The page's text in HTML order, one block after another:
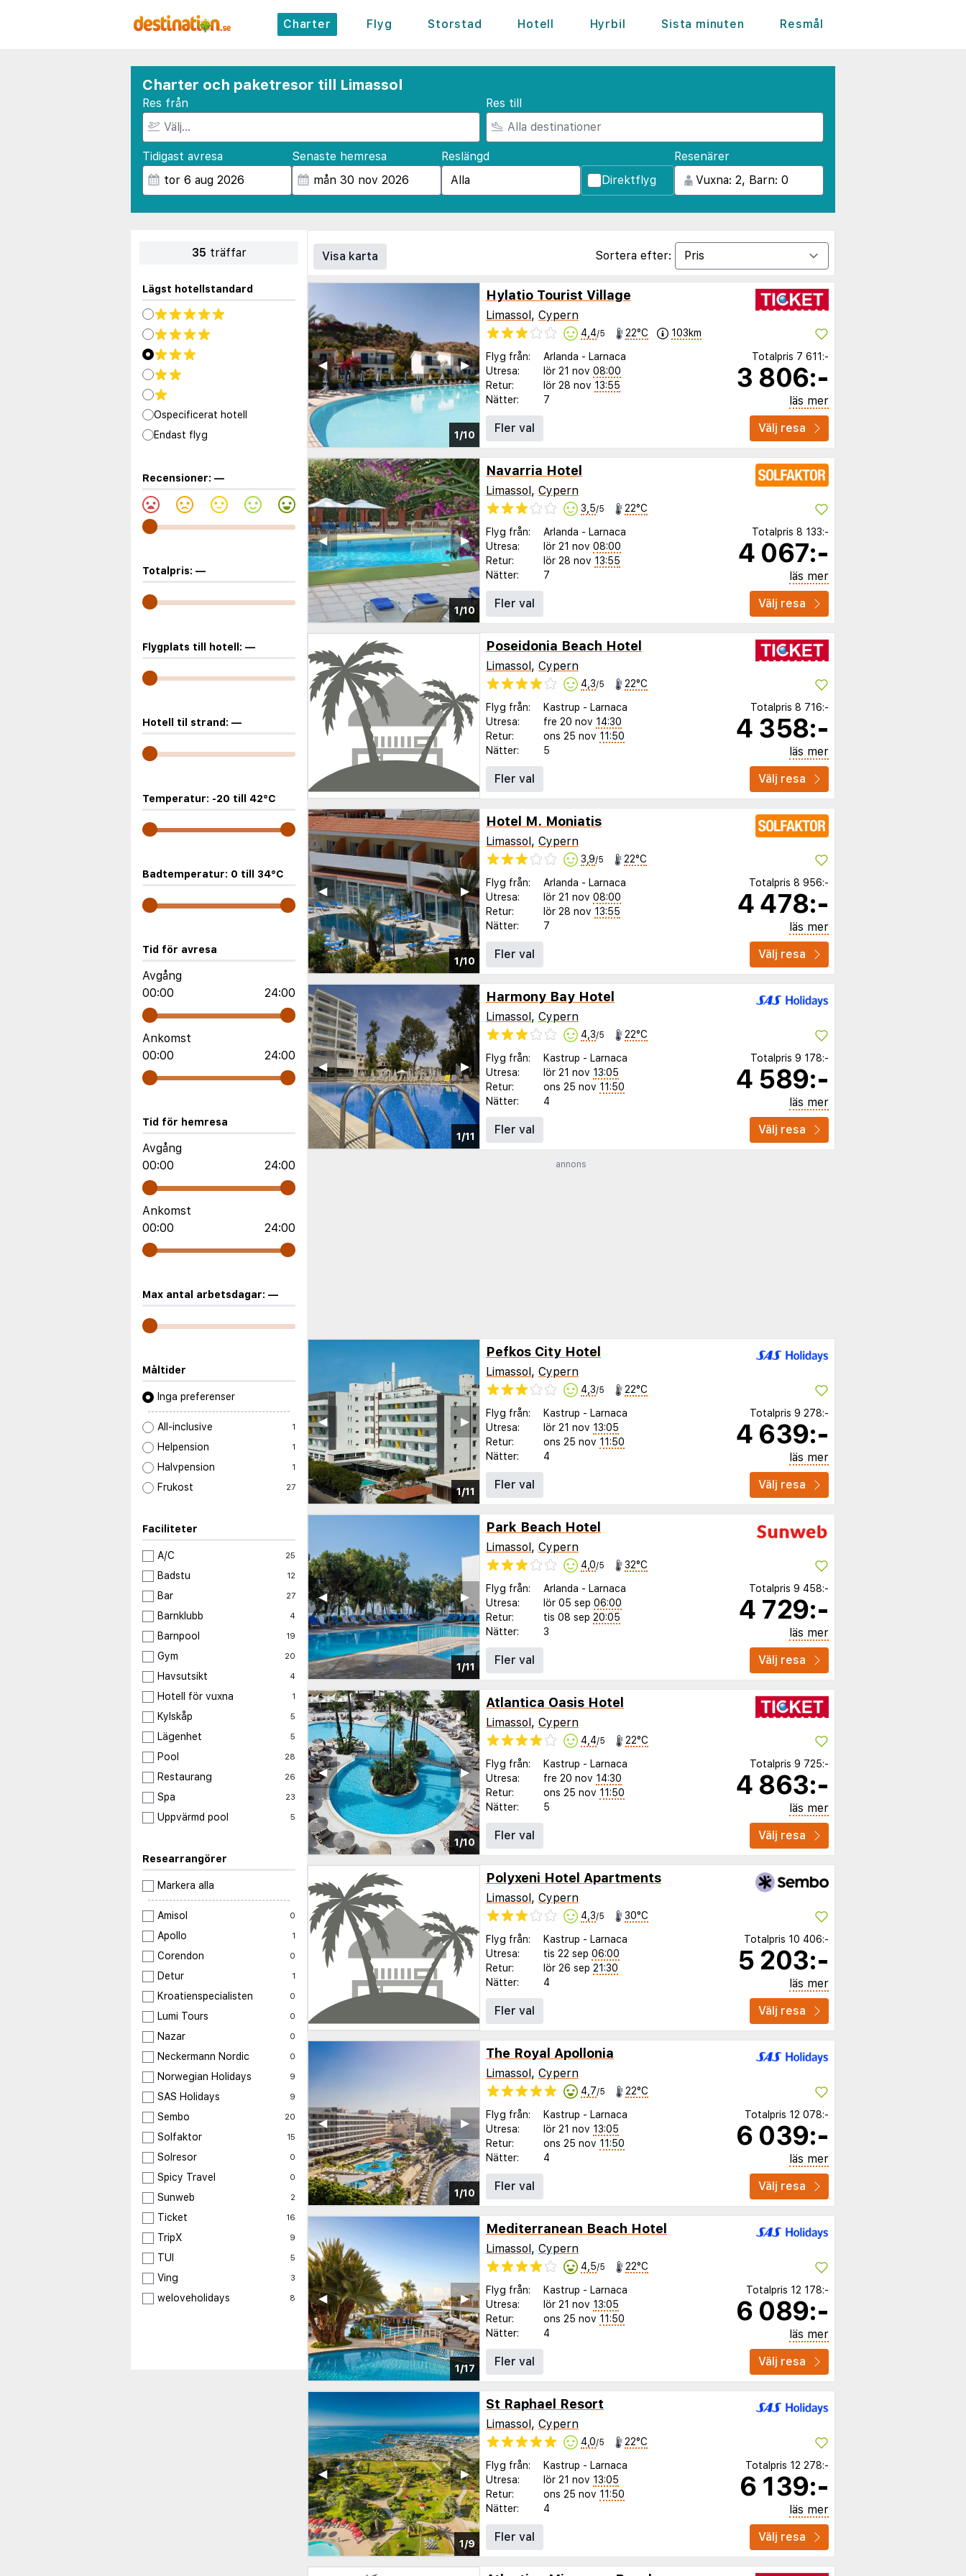
Charter Flyg Storstad Hotell Hyrbil Sista minuten Resmål
Charter och paketresor till Limassol
Res från Res till
Tidigast avresa Senaste hemresa
Reslängd
Direktflyg
Resenärer
35 träffar
Lägst hotellstandard
Ospecificerat hotell
Endast flyg
Recensioner: —
Totalpris: —
Flygplats till hotell: —
Hotell til strand: —
Temperatur: -20 till 42°C
Badtemperatur: 0 till 34°C
Tid för avresa
Avgång
00:00
24:00
Ankomst
00:00
24:00
Tid för hemresa
Avgång
00:00
24:00
Ankomst
00:00
24:00
Max antal arbetsdagar: —
Måltider
Inga preferenser
All-inclusive 1
Helpension 1
Halvpension 1
Frukost 27
Faciliteter
A/C 25
Badstu 12
Bar 27
Barnklubb 4
Barnpool 19
Gym 20
Havsutsikt 4
Hotell för vuxna 1
Kylskåp 5
Lägenhet 5
Pool 28
Restaurang 26
Spa 23
Uppvärmd pool 5
Researrangörer
Markera alla
Amisol 0
Apollo 1
Corendon 0
Detur 1
Kroatienspecialisten 0
Lumi Tours 0
Nazar 0
Neckermann Nordic 0
Norwegian Holidays 9
SAS Holidays 9
Sembo 20
Solfaktor 15
Solresor 0
Spicy Travel 0
Sunweb 2
Ticket 16
TripX 9
TUI 5
Ving 3
weloveholidays 8
Visa karta Sortera efter:
1/10
▶︎
◀︎
Hylatio Tourist Village
Limassol, Cypern
4,4/5 22°C 103km
Flyg från: Arlanda - Larnaca
Utresa:
lör 21 nov 08:00
Retur:
lör 28 nov 13:55
Nätter:
7
Totalpris 7 611:-
3 806:-
läs mer
Fler val
Välj resa
1/10
▶︎
◀︎
Navarria Hotel
Limassol, Cypern
3,5/5 22°C
Flyg från: Arlanda - Larnaca
Utresa:
lör 21 nov 08:00
Retur:
lör 28 nov 13:55
Nätter:
7
Totalpris 8 133:-
4 067:-
läs mer
Fler val
Välj resa
Poseidonia Beach Hotel
Limassol, Cypern
4,3/5 22°C
Flyg från: Kastrup - Larnaca
Utresa:
fre 20 nov 14:30
Retur:
ons 25 nov 11:50
Nätter:
5
Totalpris 8 716:-
4 358:-
läs mer
Fler val
Välj resa
1/10
▶︎
◀︎
Hotel M. Moniatis
Limassol, Cypern
3,9/5 22°C
Flyg från: Arlanda - Larnaca
Utresa:
lör 21 nov 08:00
Retur:
lör 28 nov 13:55
Nätter:
7
Totalpris 8 956:-
4 478:-
läs mer
Fler val
Välj resa
1/11
▶︎
◀︎
Harmony Bay Hotel
Limassol, Cypern
4,3/5 22°C
Flyg från: Kastrup - Larnaca
Utresa:
lör 21 nov 13:05
Retur:
ons 25 nov 11:50
Nätter:
4
Totalpris 9 178:-
4 589:-
läs mer
Fler val
Välj resa
annons
1/11
▶︎
◀︎
Pefkos City Hotel
Limassol, Cypern
4,3/5 22°C
Flyg från: Kastrup - Larnaca
Utresa:
lör 21 nov 13:05
Retur:
ons 25 nov 11:50
Nätter:
4
Totalpris 9 278:-
4 639:-
läs mer
Fler val
Välj resa
1/11
▶︎
◀︎
Park Beach Hotel
Limassol, Cypern
4,0/5 32°C
Flyg från: Arlanda - Larnaca
Utresa:
lör 05 sep 06:00
Retur:
tis 08 sep 20:05
Nätter:
3
Totalpris 9 458:-
4 729:-
läs mer
Fler val
Välj resa
1/10
▶︎
◀︎
Atlantica Oasis Hotel
Limassol, Cypern
4,4/5 22°C
Flyg från: Kastrup - Larnaca
Utresa:
fre 20 nov 14:30
Retur:
ons 25 nov 11:50
Nätter:
5
Totalpris 9 725:-
4 863:-
läs mer
Fler val
Välj resa
Polyxeni Hotel Apartments
Limassol, Cypern
4,3/5 30°C
Flyg från: Kastrup - Larnaca
Utresa:
tis 22 sep 06:00
Retur:
lör 26 sep 21:30
Nätter:
4
Totalpris 10 406:-
5 203:-
läs mer
Fler val
Välj resa
1/10
▶︎
◀︎
The Royal Apollonia
Limassol, Cypern
4,7/5 22°C
Flyg från: Kastrup - Larnaca
Utresa:
lör 21 nov 13:05
Retur:
ons 25 nov 11:50
Nätter:
4
Totalpris 12 078:-
6 039:-
läs mer
Fler val
Välj resa
1/17
▶︎
◀︎
Mediterranean Beach Hotel
Limassol, Cypern
4,5/5 22°C
Flyg från: Kastrup - Larnaca
Utresa:
lör 21 nov 13:05
Retur:
ons 25 nov 11:50
Nätter:
4
Totalpris 12 178:-
6 089:-
läs mer
Fler val
Välj resa
1/9
▶︎
◀︎
St Raphael Resort
Limassol, Cypern
4,0/5 22°C
Flyg från: Kastrup - Larnaca
Utresa:
lör 21 nov 13:05
Retur:
ons 25 nov 11:50
Nätter:
4
Totalpris 12 278:-
6 139:-
läs mer
Fler val
Välj resa